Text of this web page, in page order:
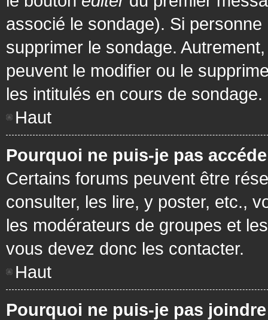
associé le sondage). Si personne
supprimer le sondage.
peuvent le modifier ou le
les intitulés en cours de sondage.
Haut
Pourquoi ne puis-je pas
Certains forums peuvent être
consulter, les lire, y poster, etc.,
les modérateurs de groupes et
vous devez donc les contacter.
Haut
Pourquoi ne puis-je pas